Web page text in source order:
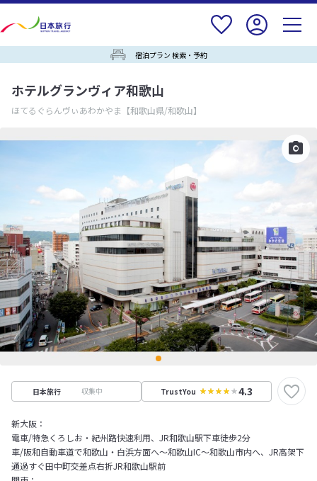
宿泊プラン 検索・予約
ホテルグランヴィア和歌山
ほてるぐらんヴぃあわかやま 【和歌山県/和歌山】
日本旅行 収集中 TrustYou 4.3
新大阪：
電車/特急くろしお・紀州路快速利用、JR和歌山駅下車徒歩2分
車/阪和自動車道で和歌山・白浜方面へ～和歌山IC～和歌山市内へ、JR高架下
通過すぐ田中町交差点右折JR和歌山駅前